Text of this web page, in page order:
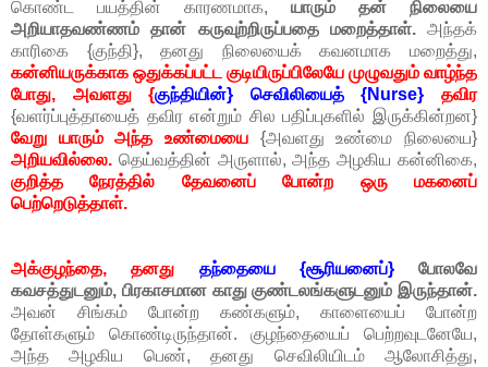
கொண்ட பயத்தின் காரணமாக, யாரும் தன் நிலையை
அறியாதவண்ணம் தான் கருவுற்றிருப்பதை மறைத்தாள்.அந்தக்
காரிகை {குந்தி}, தனது நிலையைக் கவனமாக மறைத்து,
கன்னியருக்காக ஒதுக்கப்பட்ட குடியிருப்பிலேயே முழுவதும் வாழ்ந்த
போது, அவளது {குந்தியின்} செவிலியைத் {Nurse} தவிர
{வளர்ப்புத்தாயைத் தவிர என்றும் சில பதிப்புகளில் இருக்கின்றன}
வேறு யாரும் அந்த உண்மையை {அவளது உண்மை நிலையை}
அறியவில்லை. தெய்வத்தின் அருளால், அந்த அழகிய கன்னிகை,
குறித்த நேரத்தில் தேவனைப் போன்ற ஒரு மகனைப்
பெற்றெடுத்தாள்.
அக்குழந்தை, தனது தந்தையை {சூரியனைப்} போலவே
கவசத்துடனும், பிரகாசமான காது குண்டலங்களுடனும் இருந்தான்.
அவன் சிங்கம் போன்ற கண்களும், காளையைப் போன்ற
தோள்களும் கொண்டிருந்தான். குழந்தையைப் பெற்றவுடனேயே,
அந்த அழகிய பெண், தனது செவிலியிடம் ஆலோசித்து,